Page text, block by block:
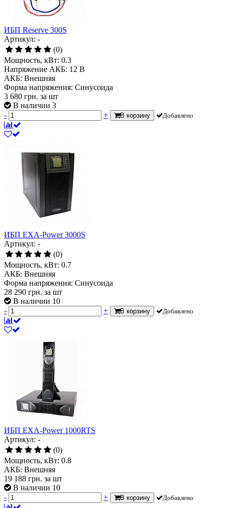
ИБП Reserve 300S
Артикул: -
(0)
Мощность, кВт: 0.3
Напряжение АКБ: 12 В
АКБ: Внешняя
Форма напряжения: Синусоида
3 680 грн. за шт
В наличии 3
-
+ В корзину Добавлено
ИБП EXA-Power 3000S
Артикул: -
(0)
Мощность, кВт: 0.7
АКБ: Внешняя
Форма напряжения: Синусоида
28 290 грн. за шт
В наличии 10
-
+ В корзину Добавлено
ИБП EXA-Power 1000RTS
Артикул: -
(0)
Мощность, кВт: 0.8
АКБ: Внешняя
19 188 грн. за шт
В наличии 10
-
+ В корзину Добавлено